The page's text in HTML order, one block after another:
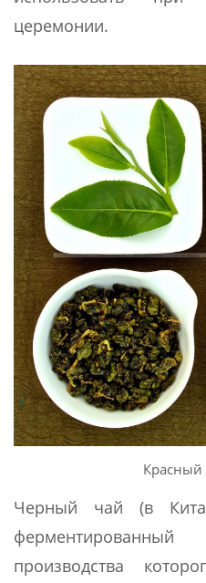
церемонии.
Красный
Черный чай (в
производства